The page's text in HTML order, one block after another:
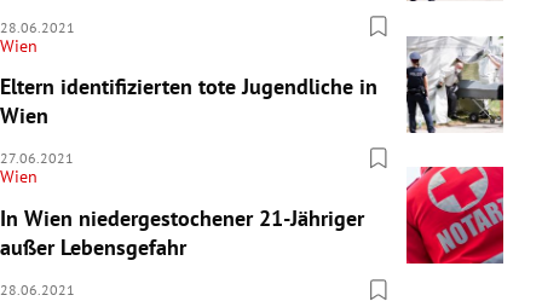
28.06.2021
Wien
Eltern identifizierten tote Jugendliche in
Wien
27.06.2021
Wien
In Wien niedergestochener 21-Jähriger
außer Lebensgefahr
28.06.2021